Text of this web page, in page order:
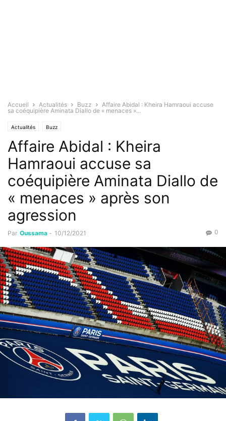
Accueil Actualités Buzz
Affaire Abidal : Kheira Hamraoui accuse
sa coéquipière Aminata Diallo de « menaces »...
Actualités Buzz
Affaire Abidal : Kheira
Hamraoui accuse sa
coéquipière Aminata Diallo de
« menaces » après son
agression
Par Oussama - 10/12/2021 0